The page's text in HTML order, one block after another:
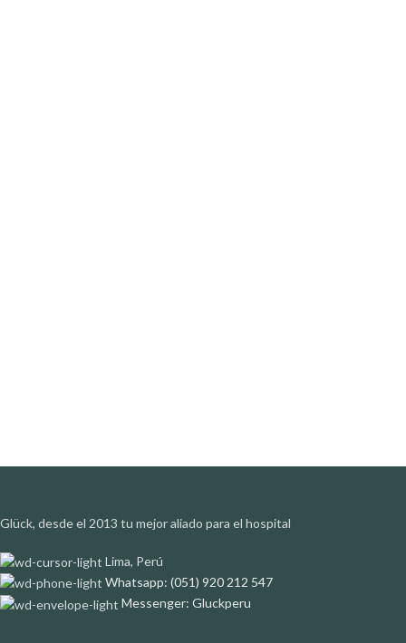
Glück, desde el 2013 tu mejor aliado para el hospital
Lima, Perú
Whatsapp: (051) 920 212 547
Messenger: Gluckperu